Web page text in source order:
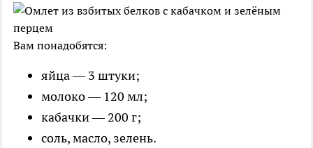
Вам понадобятся:
яйца — 3 штуки;
молоко — 120 мл;
кабачки — 200 г;
соль, масло, зелень.